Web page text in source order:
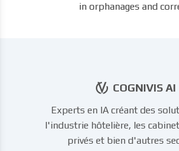
in orphanages and
COGNIVIS AI
Experts en IA créant des
l'industrie hôtelière, les
privés et bien d'autres